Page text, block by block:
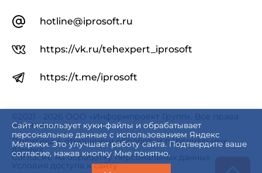
Сайт использует куки-файлы и обрабатывает
персональные данные с использованием Яндекс
Метрики. Это улучшает работу сайта. Подтвердите ваше
согласие, нажав кнопку Мне понятно.
hotline@iprosoft.ru
https://vk.ru/tehexpert_iprosoft
https://t.me/iprosoft
©2021 - 2026 ООО «Информпроект Групп». Все права
защищены.
Политика в отношении обработки персональных
данных
Согласие на обработку персональных данных
Условия доступа к сайту